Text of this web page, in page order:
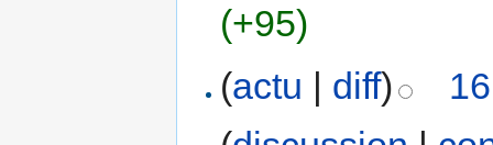
(+95)
(actu diff)